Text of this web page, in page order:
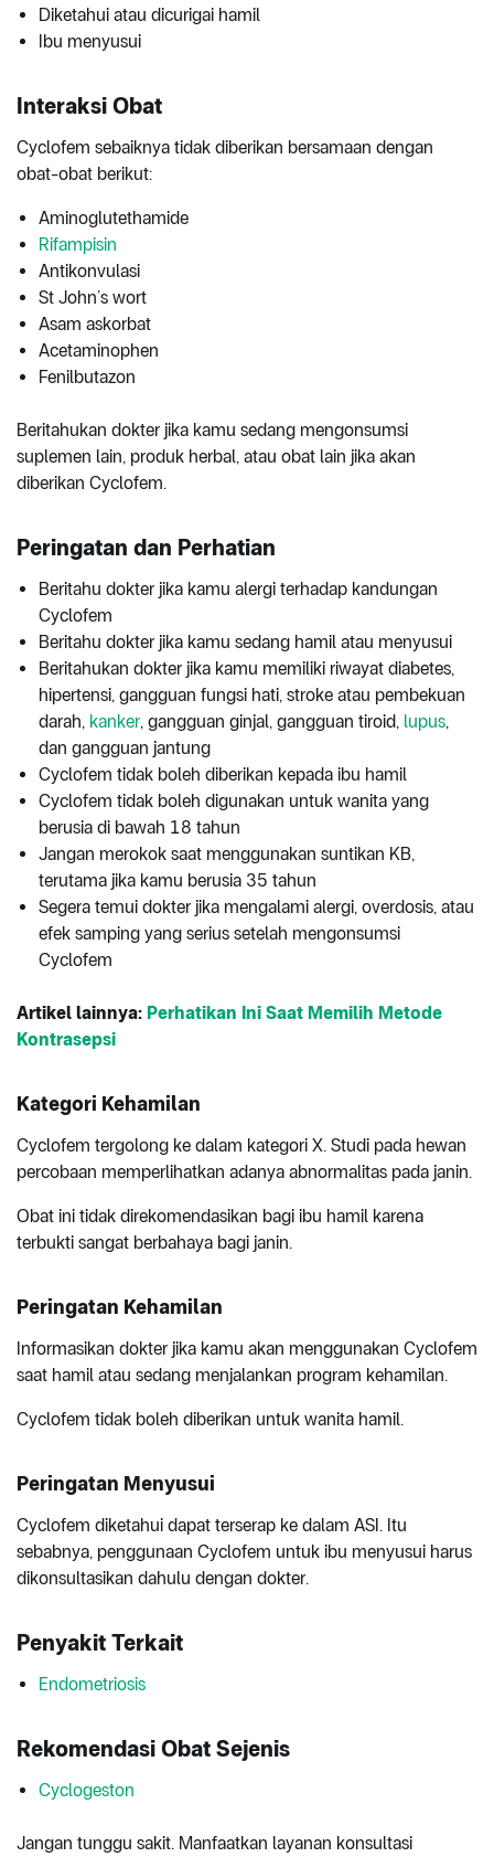
Diketahui atau dicurigai hamil
Ibu menyusui
Interaksi Obat
Cyclofem sebaiknya tidak diberikan bersamaan dengan
obat-obat berikut:
Aminoglutethamide
Rifampisin
Antikonvulasi
St John’s wort
Asam askorbat
Acetaminophen
Fenilbutazon
Beritahukan dokter jika kamu sedang mengonsumsi
suplemen lain, produk herbal, atau obat lain jika akan
diberikan Cyclofem.
Peringatan dan Perhatian
Beritahu dokter jika kamu alergi terhadap kandungan
Cyclofem
Beritahu dokter jika kamu sedang hamil atau menyusui
Beritahukan dokter jika kamu memiliki riwayat diabetes,
hipertensi, gangguan fungsi hati, stroke atau pembekuan
darah, kanker, gangguan ginjal, gangguan tiroid, lupus,
dan gangguan jantung
Cyclofem tidak boleh diberikan kepada ibu hamil
Cyclofem tidak boleh digunakan untuk wanita yang
berusia di bawah 18 tahun
Jangan merokok saat menggunakan suntikan KB,
terutama jika kamu berusia 35 tahun
Segera temui dokter jika mengalami alergi, overdosis, atau
efek samping yang serius setelah mengonsumsi
Cyclofem
Artikel lainnya: Perhatikan Ini Saat Memilih Metode
Kontrasepsi
Kategori Kehamilan
Cyclofem tergolong ke dalam kategori X. Studi pada hewan
percobaan memperlihatkan adanya abnormalitas pada janin.
Obat ini tidak direkomendasikan bagi ibu hamil karena
terbukti sangat berbahaya bagi janin.
Peringatan Kehamilan
Informasikan dokter jika kamu akan menggunakan Cyclofem
saat hamil atau sedang menjalankan program kehamilan.
Cyclofem tidak boleh diberikan untuk wanita hamil.
Peringatan Menyusui
Cyclofem diketahui dapat terserap ke dalam ASI. Itu
sebabnya, penggunaan Cyclofem untuk ibu menyusui harus
dikonsultasikan dahulu dengan dokter.
Penyakit Terkait
Endometriosis
Rekomendasi Obat Sejenis
Cyclogeston
Jangan tunggu sakit. Manfaatkan layanan konsultasi